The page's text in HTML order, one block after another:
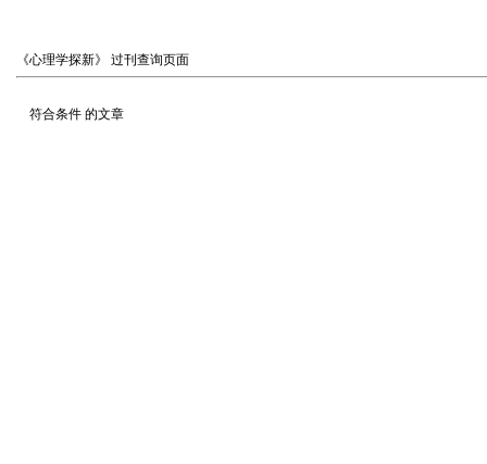
《心理学探新》 过刊查询页面
符合条件 的文章